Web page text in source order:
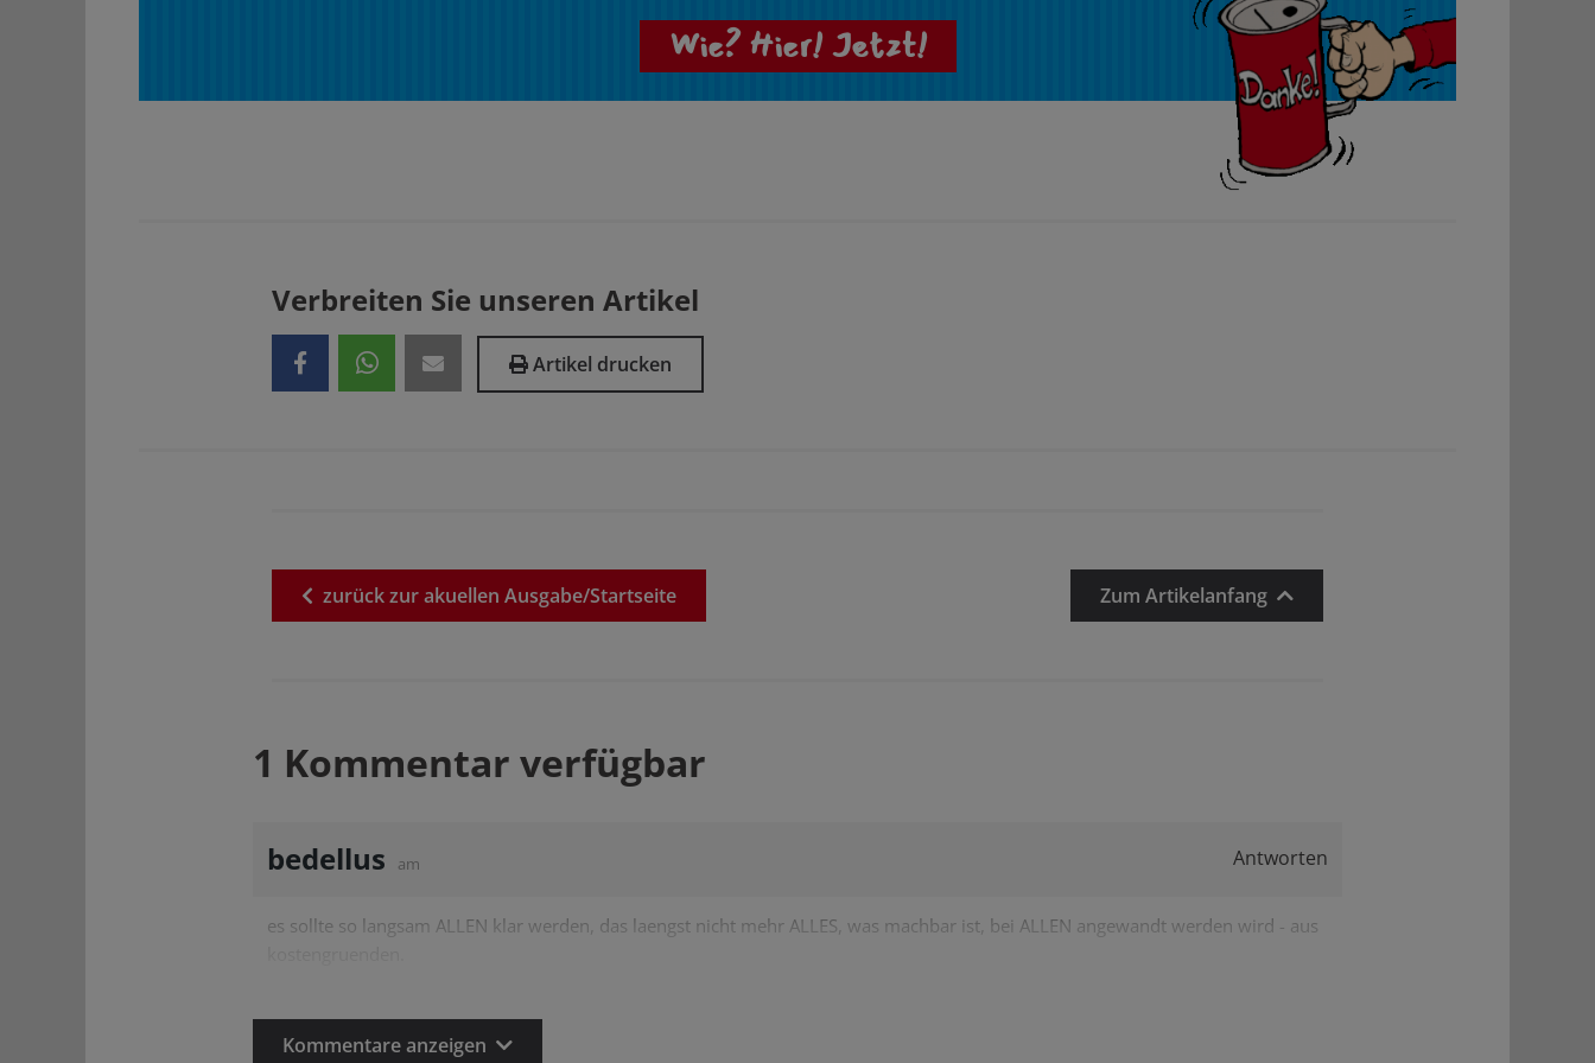
Wie? Hier! Jetzt!
Verbreiten Sie unseren Artikel
Artikel drucken
zurückzurakuellen Ausgabe/Startseite Zum Artikelanfang
1 Kommentar verfügbar
bedellus am Antworten
es sollte so langsam ALLEN klar werden, das laengst nicht mehr ALLES, was machbar ist, bei ALLEN angewandt werden wird - aus
Kommentare anzeigen